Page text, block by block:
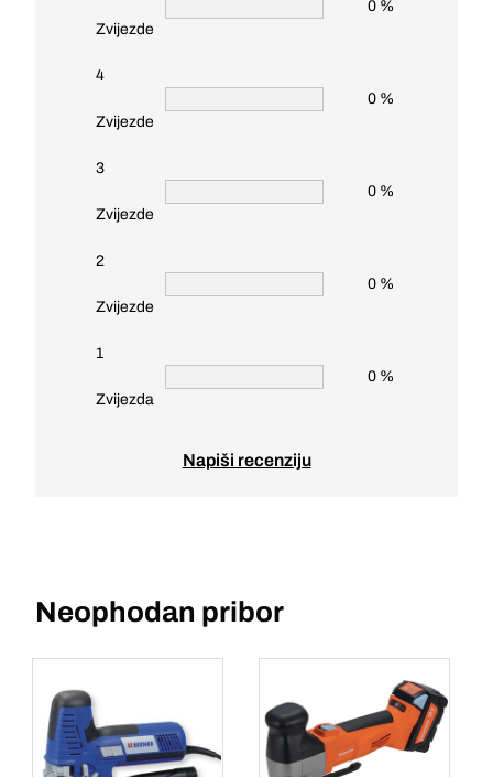
Zvijezde
0 %
4
Zvijezde
0 %
3
Zvijezde
0 %
2
Zvijezde
0 %
1
Zvijezda
0 %
Napiši recenziju
Neophodan pribor